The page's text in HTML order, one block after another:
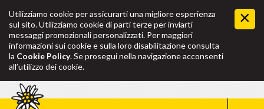
Utilizziamo cookie per assicurarti una migliore esperienza
sul sito. Utilizziamo cookie di parti terze per inviarti
messaggi promozionali personalizzati. Per maggiori
informazioni sui cookie e sulla loro disabilitazione consulta
la Cookie Policy. Se prosegui nella navigazione acconsenti
all’utilizzo dei cookie.